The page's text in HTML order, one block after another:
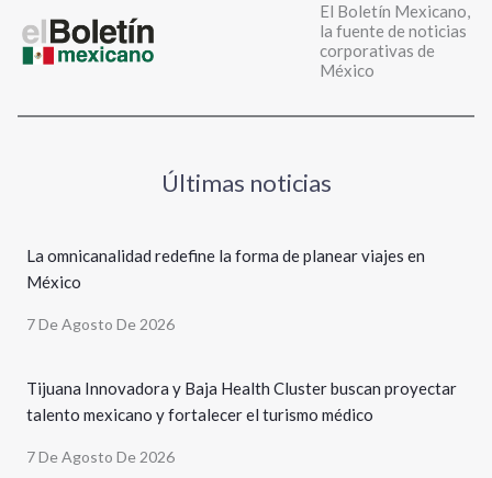
El Boletín Mexicano,
la fuente de noticias
corporativas de
México
Últimas noticias
La omnicanalidad redefine la forma de planear viajes en
México
7 De Agosto De 2026
Tijuana Innovadora y Baja Health Cluster buscan proyectar
talento mexicano y fortalecer el turismo médico
7 De Agosto De 2026